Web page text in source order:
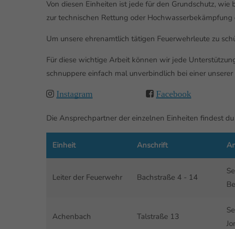
Von diesen Einheiten ist jede für den Grundschutz,
zur technischen Rettung oder Hochwasserbekämpfung
Um unsere ehrenamtlich tätigen Feuerwehrleute zu
Für diese wichtige Arbeit können wir jede
schnuppere einfach mal unverbindlich bei einer
Instagram Facebook
Die Ansprechpartner der einzelnen Einheiten findest
Einheit Anschrift
Leiter der Feuerwehr Bachstraße 4 - 14
Achenbach Talstraße 13